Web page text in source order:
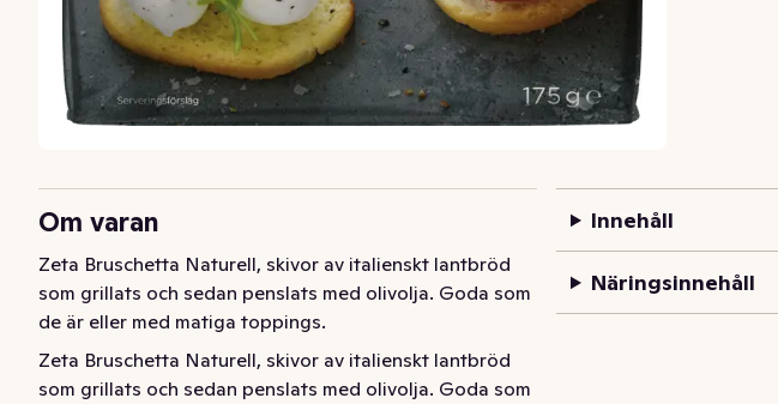
Om varan
Zeta Bruschetta Naturell, skivor av italienskt lantbröd
som grillats och sedan penslats med olivolja. Goda som
de är eller med matiga toppings.
Zeta Bruschetta Naturell, skivor av italienskt lantbröd
som grillats och sedan penslats med olivolja. Goda som
Innehåll
Näringsinnehåll